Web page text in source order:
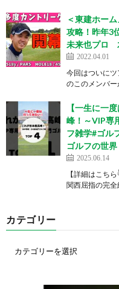
＜東建ホー
攻略！昨年3
未来也プロ
2022.04.01
今回はついに
のこのメンバ
【一生に一
峰！～VIP専
フ雑学#ゴル
ゴルフの世界
2025.06.14
【詳細はこち
関西屈指の完
カテゴリー